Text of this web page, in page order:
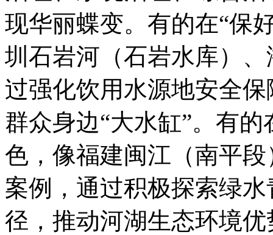
现华丽蝶变。有的在“保
圳石岩河（石岩水库）
过强化饮用水源地安全
群众身边“大水缸”。有
色，像福建闽江（南平
案例，通过积极探索绿
径，推动河湖生态环境